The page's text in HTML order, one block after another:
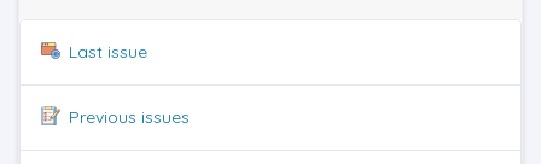
Last issue
Previous issues